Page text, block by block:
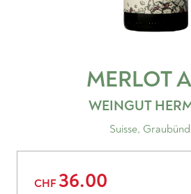
MERLOT
WEINGUT
Suisse,
CHF 36.00